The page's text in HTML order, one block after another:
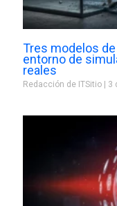
Tres modelos
entorno de
reales
Redacción de ITSitio 3